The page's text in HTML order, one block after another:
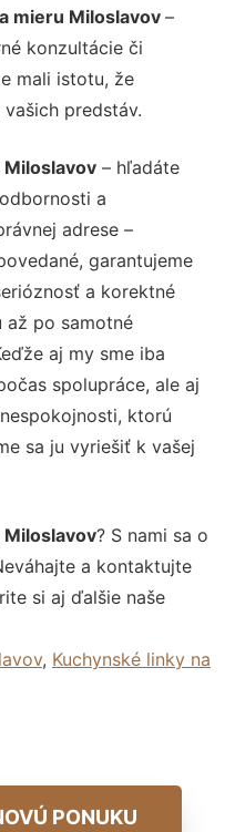
mieru Miloslavov –
konzultácie či
mali istotu, že
predstáv.
– hľadáte
a
adrese –
garantujeme
a korektné
až po samotné
aj my sme iba
spolupráce, ale aj
ktorú
sa ju vyriešiť k vašej
? S nami sa o
a kontaktujte
si aj ďalšie naše
, Kuchynské linky na
PONUKU